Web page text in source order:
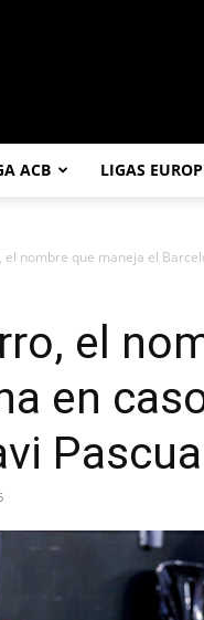
ACB LIGAS
el nombre que maneja el
el
en
Pascual